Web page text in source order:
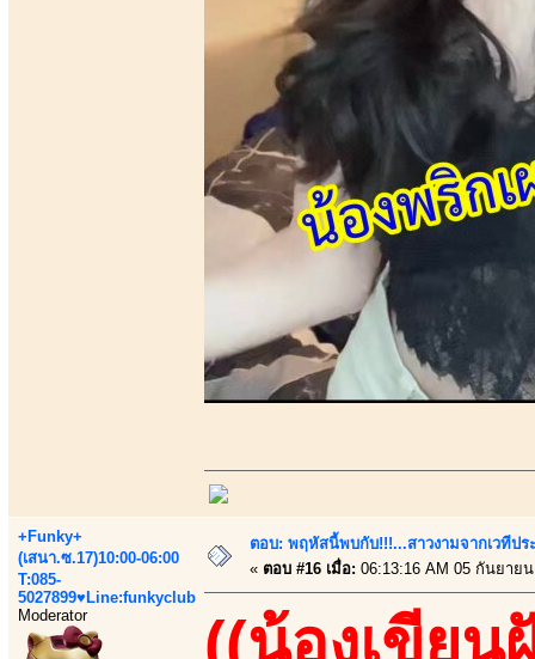
+Funky+
(เสนา.ซ.17)10:00-06:00
T:085-
5027899♥Line:funkyclub
Moderator
ตอบ: พฤหัสนี้พบกับ!!!...สาวงามจากเวทีปร
« ตอบ #16 เมื่อ: 06:13:16 AM 05 กันยาย
((น้องเขียน